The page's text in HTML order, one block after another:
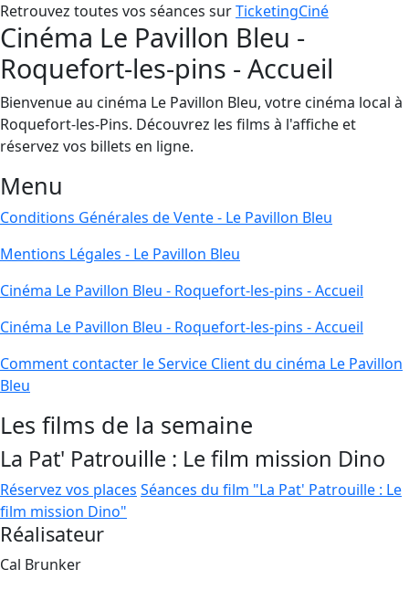
Retrouvez toutes vos séances surTicketingCiné
Cinéma Le Pavillon Bleu -
Roquefort-les-pins - Accueil
Bienvenue au cinéma Le Pavillon Bleu, votre cinéma local à
Roquefort-les-Pins. Découvrez les films à l'affiche et
réservez vos billets en ligne.
Menu
Conditions Générales de Vente - Le Pavillon Bleu
Mentions Légales - Le Pavillon Bleu
Cinéma Le Pavillon Bleu - Roquefort-les-pins - Accueil
Cinéma Le Pavillon Bleu - Roquefort-les-pins - Accueil
Comment contacter le Service Client du cinéma Le Pavillon
Bleu
Les films de la semaine
La Pat' Patrouille : Le film mission Dino
Réservez vos places Séances du film "La Pat' Patrouille : Le
film mission Dino"
Réalisateur
Cal Brunker